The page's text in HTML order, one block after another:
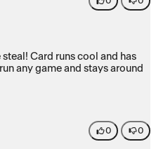
Card runs cool and has
any game and stays around
0 0